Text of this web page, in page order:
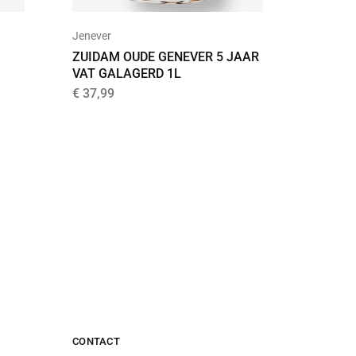
Jenever
ZUIDAM OUDE GENEVER 5 JAAR
VAT GALAGERD 1L
€ 37,99
CONTACT